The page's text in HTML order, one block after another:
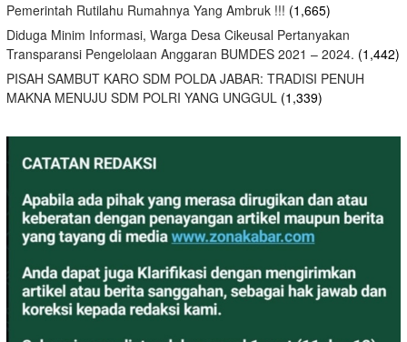
Pemerintah Rutilahu Rumahnya Yang Ambruk !!! (1,665)
Diduga Minim Informasi, Warga Desa Cikeusal Pertanyakan
Transparansi Pengelolaan Anggaran BUMDES 2021 – 2024. (1,442)
PISAH SAMBUT KARO SDM POLDA JABAR: TRADISI PENUH
MAKNA MENUJU SDM POLRI YANG UNGGUL (1,339)